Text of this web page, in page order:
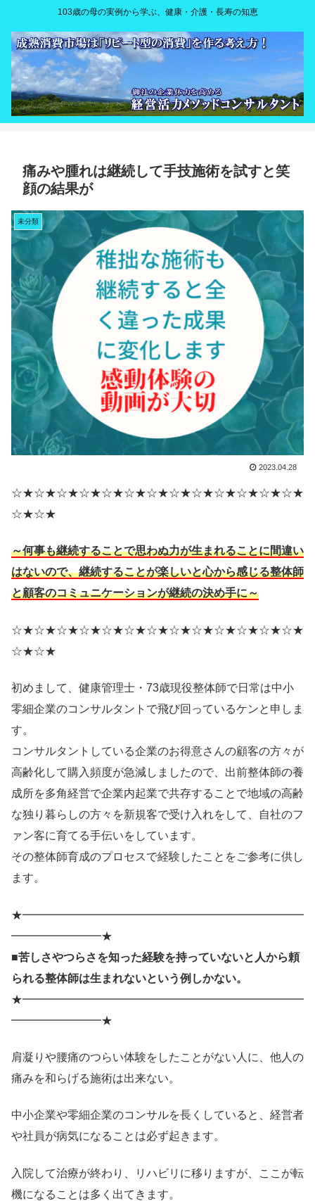
103歳の母の実例から学ぶ、健康・介護・長寿の知恵
痛みや腫れは継続して手技施術を試すと笑
顔の結果が
未分類
2023.04.28
☆★☆★☆★☆★☆★☆★☆★☆★☆★☆★☆★☆★☆★
☆★☆★
～何事も継続することで思わぬ力が生まれることに間違い
はないので、継続することが楽しいと心から感じる整体師
と顧客のコミュニケーションが継続の決め手に～
☆★☆★☆★☆★☆★☆★☆★☆★☆★☆★☆★☆★☆★
☆★☆★
初めまして、健康管理士・73歳現役整体師で日常は中小
零細企業のコンサルタントで飛び回っているケンと申しま
す。
コンサルタントしている企業のお得意さんの顧客の方々が
高齢化して購入頻度が急減しましたので、出前整体師の養
成所を多角経営で企業内起業で共存することで地域の高齢
な独り暮らしの方々を新規客で受け入れをして、自社のフ
ァン客に育てる手伝いをしています。
その整体師育成のプロセスで経験したことをご参考に供し
ます。
★━━━━━━━━━━━━━━━━━━━━━━━━━
━━━━━━━━★
■苦しさやつらさを知った経験を持っていないと人から頼
られる整体師は生まれないという例しかない。
★━━━━━━━━━━━━━━━━━━━━━━━━━
━━━━━━━━★
肩凝りや腰痛のつらい体験をしたことがない人に、他人の
痛みを和らげる施術は出来ない。
中小企業や零細企業のコンサルを長くしていると、経営者
や社員が病気になることは必ず起きます。
入院して治療が終わり、リハビリに移りますが、ここが転
機になることは多く出てきます。